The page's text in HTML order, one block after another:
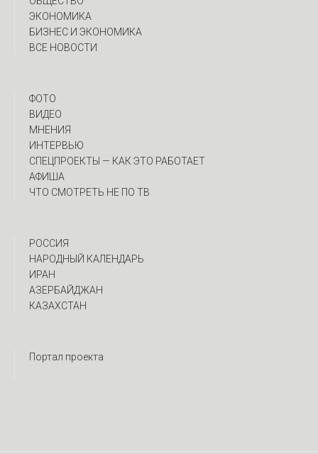
ЭКОНОМИКА
БИЗНЕС И ЭКОНОМИКА
ВСЕ НОВОСТИ
ФОТО
ВИДЕО
МНЕНИЯ
ИНТЕРВЬЮ
CПЕЦПРОЕКТЫ — КАК ЭТО РАБОТАЕТ
АФИША
ЧТО СМОТРЕТЬ НЕ ПО ТВ
РОССИЯ
НАРОДНЫЙ КАЛЕНДАРЬ
ИРАН
АЗЕРБАЙДЖАН
КАЗАХСТАН
Портал проекта